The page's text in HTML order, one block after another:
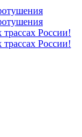
России!
России!